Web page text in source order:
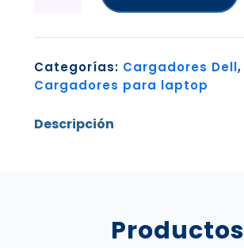
Categorías: Cargadores Dell,
Cargadores para laptop
Descripción
Productos